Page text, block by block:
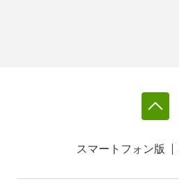
スマートフォン版